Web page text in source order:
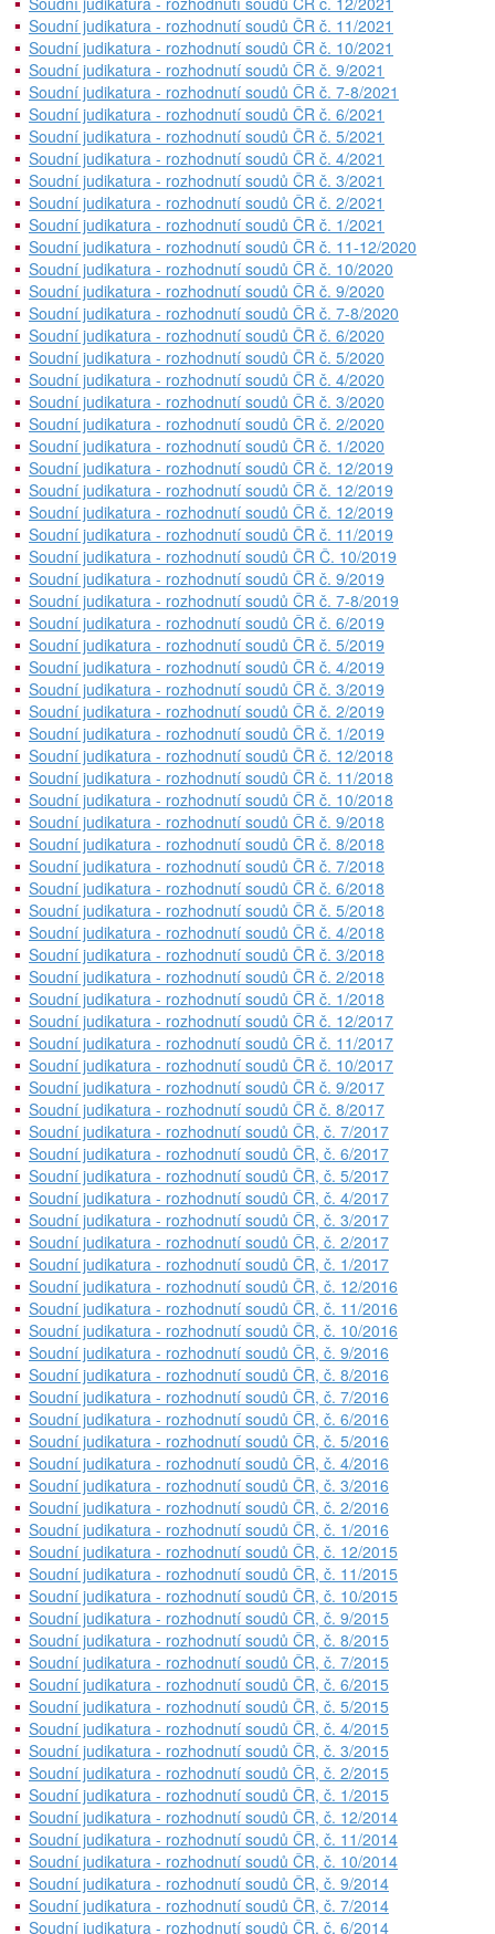
Soudní judikatura - rozhodnutí soudů ČR č. 11/2021
Soudní judikatura - rozhodnutí soudů ČR č. 10/2021
Soudní judikatura - rozhodnutí soudů ČR č. 9/2021
Soudní judikatura - rozhodnutí soudů ČR č. 7-8/2021
Soudní judikatura - rozhodnutí soudů ČR č. 6/2021
Soudní judikatura - rozhodnutí soudů ČR č. 5/2021
Soudní judikatura - rozhodnutí soudů ČR č. 4/2021
Soudní judikatura - rozhodnutí soudů ČR č. 3/2021
Soudní judikatura - rozhodnutí soudů ČR č. 2/2021
Soudní judikatura - rozhodnutí soudů ČR č. 1/2021
Soudní judikatura - rozhodnutí soudů ČR č. 11-12/2020
Soudní judikatura - rozhodnutí soudů ČR č. 10/2020
Soudní judikatura - rozhodnutí soudů ČR č. 9/2020
Soudní judikatura - rozhodnutí soudů ČR č. 7-8/2020
Soudní judikatura - rozhodnutí soudů ČR č. 6/2020
Soudní judikatura - rozhodnutí soudů ČR č. 5/2020
Soudní judikatura - rozhodnutí soudů ČR č. 4/2020
Soudní judikatura - rozhodnutí soudů ČR č. 3/2020
Soudní judikatura - rozhodnutí soudů ČR č. 2/2020
Soudní judikatura - rozhodnutí soudů ČR č. 1/2020
Soudní judikatura - rozhodnutí soudů ČR č. 12/2019
Soudní judikatura - rozhodnutí soudů ČR č. 12/2019
Soudní judikatura - rozhodnutí soudů ČR č. 12/2019
Soudní judikatura - rozhodnutí soudů ČR č. 11/2019
Soudní judikatura - rozhodnutí soudů ČR Č. 10/2019
Soudní judikatura - rozhodnutí soudů ČR č. 9/2019
Soudní judikatura - rozhodnutí soudů ČR č. 7-8/2019
Soudní judikatura - rozhodnutí soudů ČR č. 6/2019
Soudní judikatura - rozhodnutí soudů ČR č. 5/2019
Soudní judikatura - rozhodnutí soudů ČR č. 4/2019
Soudní judikatura - rozhodnutí soudů ČR č. 3/2019
Soudní judikatura - rozhodnutí soudů ČR č. 2/2019
Soudní judikatura - rozhodnutí soudů ČR č. 1/2019
Soudní judikatura - rozhodnutí soudů ČR č. 12/2018
Soudní judikatura - rozhodnutí soudů ČR č. 11/2018
Soudní judikatura - rozhodnutí soudů ČR č. 10/2018
Soudní judikatura - rozhodnutí soudů ČR č. 9/2018
Soudní judikatura - rozhodnutí soudů ČR č. 8/2018
Soudní judikatura - rozhodnutí soudů ČR č. 7/2018
Soudní judikatura - rozhodnutí soudů ČR č. 6/2018
Soudní judikatura - rozhodnutí soudů ČR č. 5/2018
Soudní judikatura - rozhodnutí soudů ČR č. 4/2018
Soudní judikatura - rozhodnutí soudů ČR č. 3/2018
Soudní judikatura - rozhodnutí soudů ČR č. 2/2018
Soudní judikatura - rozhodnutí soudů ČR č. 1/2018
Soudní judikatura - rozhodnutí soudů ČR č. 12/2017
Soudní judikatura - rozhodnutí soudů ČR č. 11/2017
Soudní judikatura - rozhodnutí soudů ČR č. 10/2017
Soudní judikatura - rozhodnutí soudů ČR č. 9/2017
Soudní judikatura - rozhodnutí soudů ČR č. 8/2017
Soudní judikatura - rozhodnutí soudů ČR, č. 7/2017
Soudní judikatura - rozhodnutí soudů ČR, č. 6/2017
Soudní judikatura - rozhodnutí soudů ČR, č. 5/2017
Soudní judikatura - rozhodnutí soudů ČR, č. 4/2017
Soudní judikatura - rozhodnutí soudů ČR, č. 3/2017
Soudní judikatura - rozhodnutí soudů ČR, č. 2/2017
Soudní judikatura - rozhodnutí soudů ČR, č. 1/2017
Soudní judikatura - rozhodnutí soudů ČR, č. 12/2016
Soudní judikatura - rozhodnutí soudů ČR, č. 11/2016
Soudní judikatura - rozhodnutí soudů ČR, č. 10/2016
Soudní judikatura - rozhodnutí soudů ČR, č. 9/2016
Soudní judikatura - rozhodnutí soudů ČR, č. 8/2016
Soudní judikatura - rozhodnutí soudů ČR, č. 7/2016
Soudní judikatura - rozhodnutí soudů ČR, č. 6/2016
Soudní judikatura - rozhodnutí soudů ČR, č. 5/2016
Soudní judikatura - rozhodnutí soudů ČR, č. 4/2016
Soudní judikatura - rozhodnutí soudů ČR, č. 3/2016
Soudní judikatura - rozhodnutí soudů ČR, č. 2/2016
Soudní judikatura - rozhodnutí soudů ČR, č. 1/2016
Soudní judikatura - rozhodnutí soudů ČR, č. 12/2015
Soudní judikatura - rozhodnutí soudů ČR, č. 11/2015
Soudní judikatura - rozhodnutí soudů ČR, č. 10/2015
Soudní judikatura - rozhodnutí soudů ČR, č. 9/2015
Soudní judikatura - rozhodnutí soudů ČR, č. 8/2015
Soudní judikatura - rozhodnutí soudů ČR, č. 7/2015
Soudní judikatura - rozhodnutí soudů ČR, č. 6/2015
Soudní judikatura - rozhodnutí soudů ČR, č. 5/2015
Soudní judikatura - rozhodnutí soudů ČR, č. 4/2015
Soudní judikatura - rozhodnutí soudů ČR, č. 3/2015
Soudní judikatura - rozhodnutí soudů ČR, č. 2/2015
Soudní judikatura - rozhodnutí soudů ČR, č. 1/2015
Soudní judikatura - rozhodnutí soudů ČR, č. 12/2014
Soudní judikatura - rozhodnutí soudů ČR, č. 11/2014
Soudní judikatura - rozhodnutí soudů ČR, č. 10/2014
Soudní judikatura - rozhodnutí soudů ČR, č. 9/2014
Soudní judikatura - rozhodnutí soudů ČR, č. 7/2014
Soudní judikatura - rozhodnutí soudů ČR, č. 6/2014